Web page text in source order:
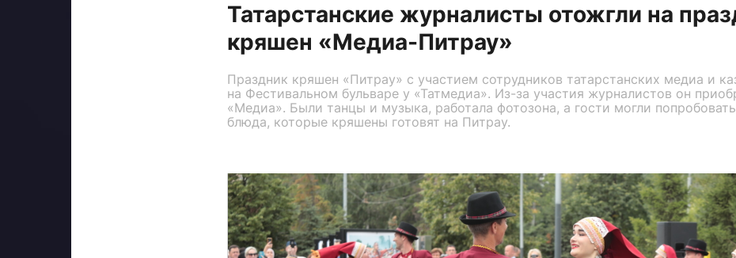
Татарстанские журналисты отожгли на
кряшен «Медиа-Питрау»
Праздник кряшен «Питрау» с участием сотрудников татарстанских медиа и
на Фестивальном бульваре у «Татмедиа». Из-за участия журналистов он
«Медиа». Были танцы и музыка, работала фотозона, а гости могли
блюда, которые кряшены готовят на Питрау.